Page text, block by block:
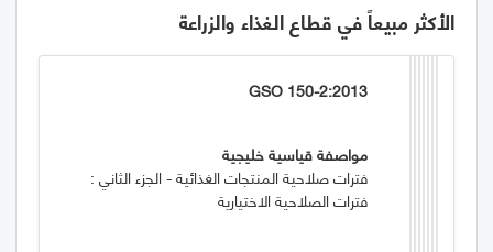
الأكثر مبيعاً في قطاع الغذاء والزراعة
GSO 150-2:2013
مواصفة قياسية خليجية
فترات صلاحية المنتجات الغذائية - الجزء الثاني :
فترات الصلاحية الاختيارية